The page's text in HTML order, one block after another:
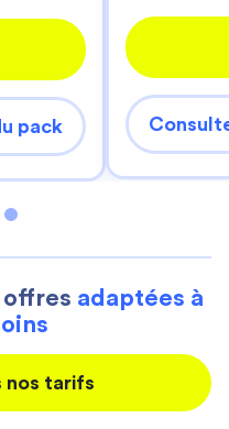
pack
offres adaptées à
nos tarifs